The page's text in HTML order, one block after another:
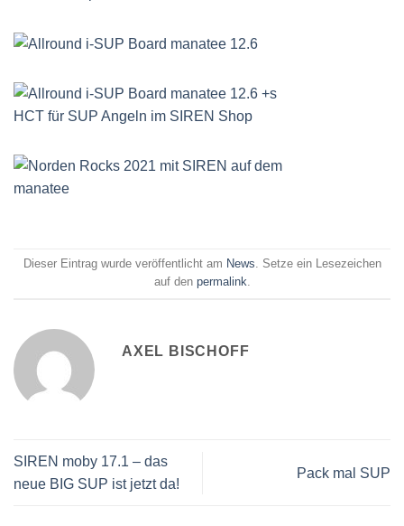
Dieser Eintrag wurde veröffentlicht am News. Setze ein Lesezeichen
auf den permalink.
AXEL BISCHOFF
SIREN moby 17.1 – das
neue BIG SUP ist jetzt da!
Pack mal SUP